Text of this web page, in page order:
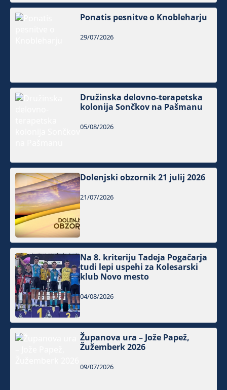
Ponatis pesnitve o Knobleharju
29/07/2026
Družinska delovno-terapetska
kolonija Sončkov na Pašmanu
05/08/2026
Dolenjski obzornik 21 julij 2026
21/07/2026
Na 8. kriteriju Tadeja Pogačarja
tudi lepi uspehi za Kolesarski
klub Novo mesto
04/08/2026
Županova ura – Jože Papež,
Žužemberk 2026
09/07/2026